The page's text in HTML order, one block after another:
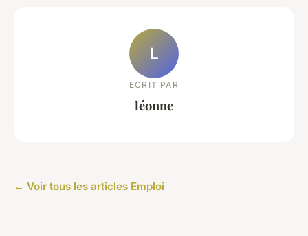
L
ECRIT PAR
léonne
← Voir tous les articles Emploi